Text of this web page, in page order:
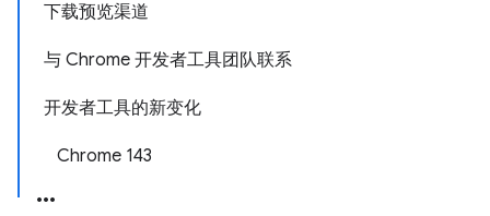
下载预览渠道
与 Chrome 开发者工具团队联系
开发者工具的新变化
Chrome 143